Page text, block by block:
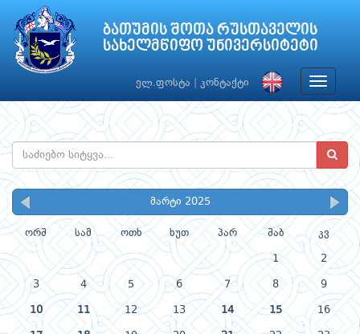
ბათუმის შოთა რუსთაველის
სახელმწიფო უნივერსიტეტი
ელ.ფოსტა კონტაქტი
Toggle
მარტი 2025
ორშ სამ ოთხ ხუთ პარ შაბ კვ
1 2
3 4 5 6 7 8 9
10 11 12 13 14 15 16